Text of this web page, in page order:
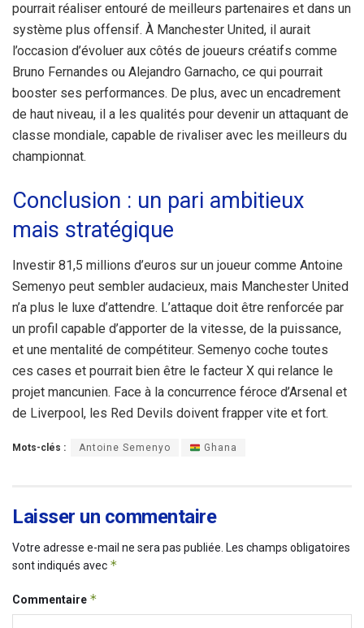
pourrait réaliser entouré de meilleurs partenaires et dans un
système plus offensif. À Manchester United, il aurait
l’occasion d’évoluer aux côtés de joueurs créatifs comme
Bruno Fernandes ou Alejandro Garnacho, ce qui pourrait
booster ses performances. De plus, avec un encadrement
de haut niveau, il a les qualités pour devenir un attaquant de
classe mondiale, capable de rivaliser avec les meilleurs du
championnat.
Conclusion : un pari ambitieux
mais stratégique
Investir 81,5 millions d’euros sur un joueur comme Antoine
Semenyo peut sembler audacieux, mais Manchester United
n’a plus le luxe d’attendre. L’attaque doit être renforcée par
un profil capable d’apporter de la vitesse, de la puissance,
et une mentalité de compétiteur. Semenyo coche toutes
ces cases et pourrait bien être le facteur X qui relance le
projet mancunien. Face à la concurrence féroce d’Arsenal et
de Liverpool, les Red Devils doivent frapper vite et fort.
Mots-clés : Antoine Semenyo Ghana
Laisser un commentaire
Votre adresse e-mail ne sera pas publiée. Les champs obligatoires
sont indiqués avec *
Commentaire *